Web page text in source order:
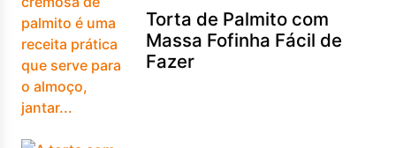
Torta de Palmito com
Massa Fofinha Fácil de
Fazer